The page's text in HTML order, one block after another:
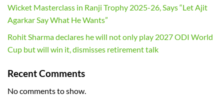
Wicket Masterclass in Ranji Trophy 2025-26, Says “Let Ajit
Agarkar Say What He Wants”
Rohit Sharma declares he will not only play 2027 ODI World
Cup but will win it, dismisses retirement talk
Recent Comments
No comments to show.